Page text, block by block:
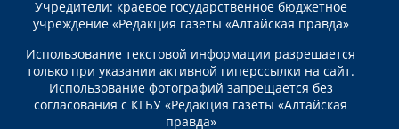
Учредители: краевое государственное бюджетное
учреждение «Редакция газеты «Алтайская правда»
Использование текстовой информации разрешается
только при указании активной гиперссылки на сайт.
Использование фотографий запрещается без
согласования с КГБУ «Редакция газеты «Алтайская
правда»